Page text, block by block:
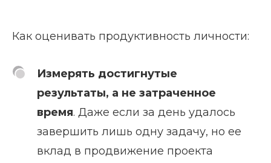
Как оценивать продуктивность личности:
Измерять достигнутые
результаты, а не затраченное
время. Даже если за день удалось
завершить лишь одну задачу, но ее
вклад в продвижение проекта